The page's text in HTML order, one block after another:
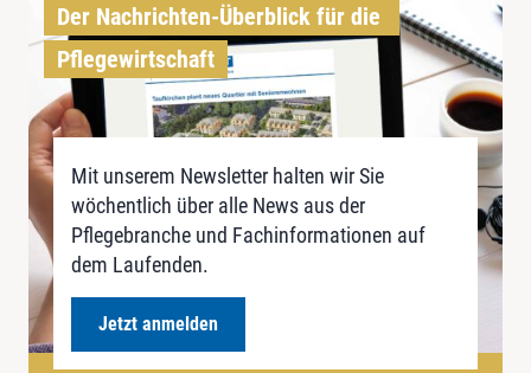
Der Nachrichten-Überblick für die
Pflegewirtschaft
Mit unserem Newsletter halten wir Sie
wöchentlich über alle News aus der
Pflegebranche und Fachinformationen auf
dem Laufenden.
Jetzt anmelden